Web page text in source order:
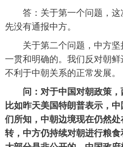
答：关于第一个问题，这
先没有通报中方。
关于第二个问题，中方坚
一贯和明确的。我们反对朝
不利于中朝关系的正常发展。
问：对于中国对朝政策
比如昨天美国特朗普表示，
们所知，中朝边境现在仍然
转，中方仍持续对朝进行粮